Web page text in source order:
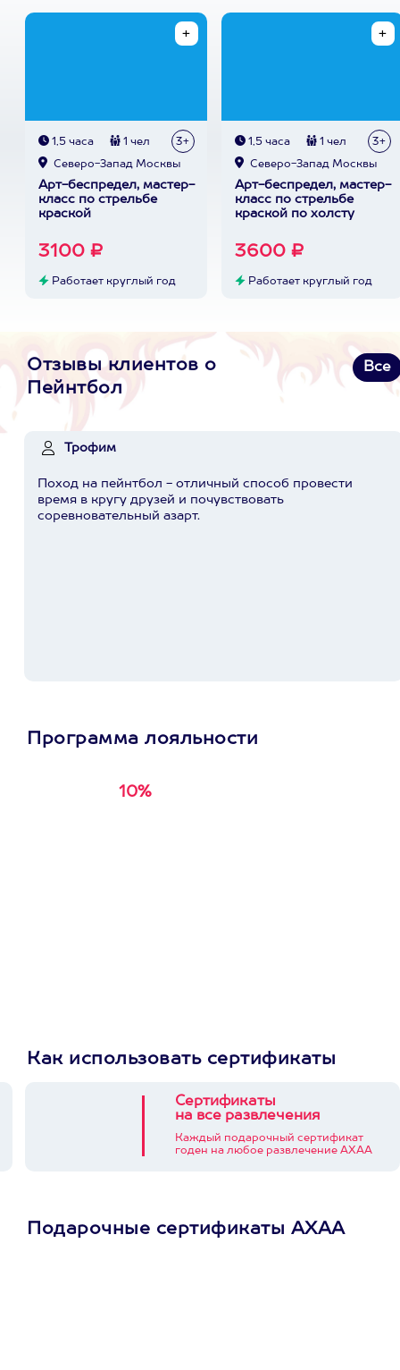
1,5 часа 1 чел 3+
Северо-Запад Москвы
Арт-беспредел, мастер-
класс по стрельбе
краской
3100 ₽
Работает круглый год
1,5 часа 1 чел 3+
Северо-Запад Москвы
Арт-беспредел, мастер-
класс по стрельбе
краской по холсту
3600 ₽
Работает круглый год
Отзывы клиентов о
Пейнтбол
Все
Трофим
Поход на пейнтбол - отличный способ провести
время в кругу друзей и почувствовать
соревновательный азарт.
Программа лояльности
10%
Как использовать сертификаты
Сертификаты
на все развлечения
Каждый подарочный сертификат
годен на любое развлечение АХАА
Подарочные сертификаты АХАА